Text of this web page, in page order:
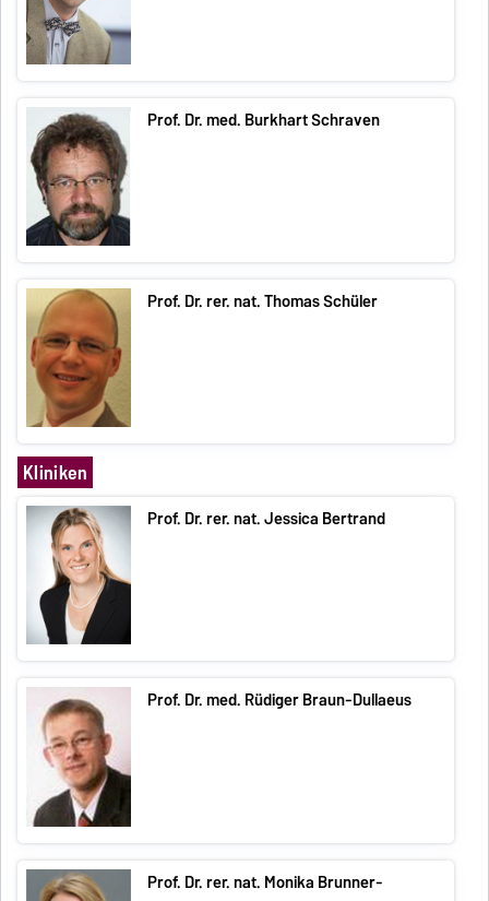
Prof. Dr. med. Burkhart Schraven
Prof. Dr. rer. nat. Thomas Schüler
Kliniken
Prof. Dr. rer. nat. Jessica Bertrand
Prof. Dr. med. Rüdiger Braun-Dullaeus
Prof. Dr. rer. nat. Monika Brunner-